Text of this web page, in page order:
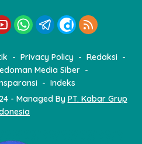
Privacy Policy
Redaksi
Media Siber
Indeks
- Managed By PT. Kabar Grup